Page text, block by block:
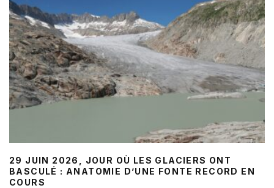
29 JUIN 2026, JOUR OÙ LES GLACIERS ONT
BASCULÉ : ANATOMIE D’UNE FONTE RECORD EN
COURS